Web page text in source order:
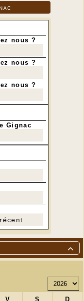

nous ?
nous ?
nous ?
Gignac